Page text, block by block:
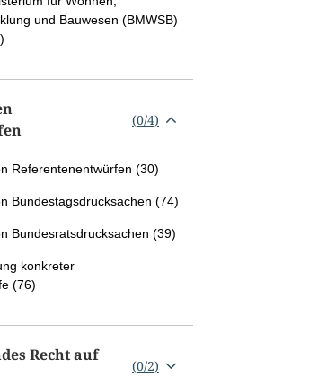
und Bauwesen (BMWSB)
(0/4)
Referentenentwürfen (30)
Bundestagsdrucksachen (74)
Bundesratsdrucksachen (39)
konkreter
(76)
Recht auf
(0/2)